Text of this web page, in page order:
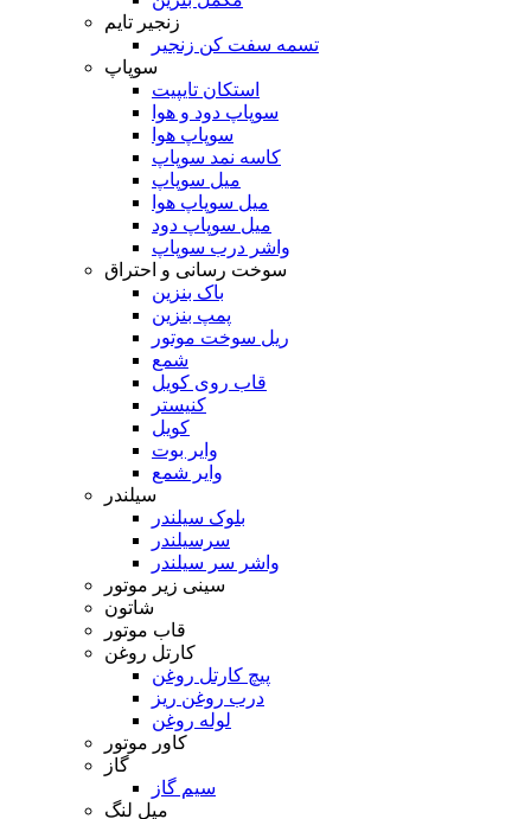
زنجیر تایم
تسمه سفت کن زنجیر
سوپاپ
استکان تایپیت
سوپاپ دود و هوا
سوپاپ هوا
کاسه نمد سوپاپ
میل سوپاپ
میل سوپاپ هوا
میل سوپاپ دود
واشر درب سوپاپ
سوخت رسانی و احتراق
باک بنزین
پمپ بنزین
ریل سوخت موتور
شمع
قاب روی کویل
کنیستر
کویل
وایر بوت
وایر شمع
سیلندر
بلوک سیلندر
سرسیلندر
واشر سر سیلندر
سینی زیر موتور
شاتون
قاب موتور
کارتل روغن
پیچ کارتل روغن
درب روغن ریز
لوله روغن
کاور موتور
گاز
سیم گاز
میل لنگ